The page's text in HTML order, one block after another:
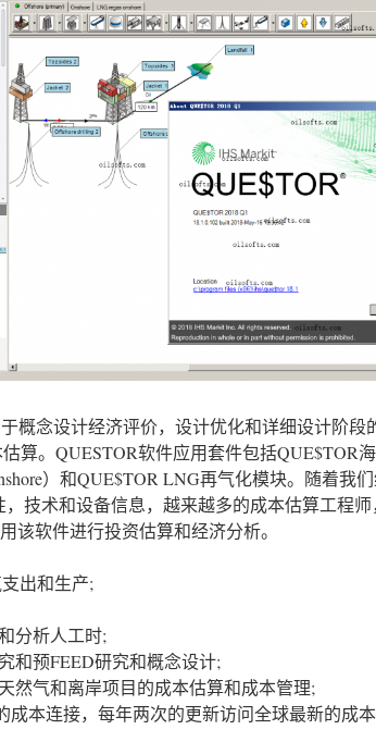
概念设计经济评价，设计优化和详细设计阶段
算。QUESTOR软件应用套件包括QUE$TOR海
）和QUE$TOR LNG再气化模块。随着我
技术和设备信息，越来越多的成本估算工程
该软件进行投资估算和经济分析。
出和生产;
分析人工时;
和预FEED研究和概念设计;
然气和离岸项目的成本估算和成本管理;
成本连接，每年两次的更新访问全球最新的成本